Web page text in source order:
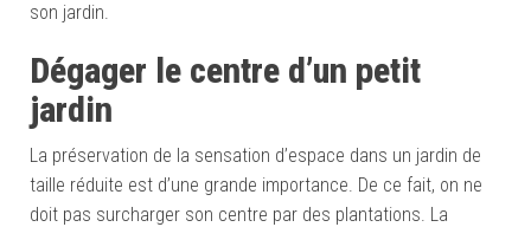
son jardin.
Dégager le centre d’un petit
jardin
La préservation de la sensation d’espace dans un jardin de
taille réduite est d’une grande importance. De ce fait, on ne
doit pas surcharger son centre par des plantations. La